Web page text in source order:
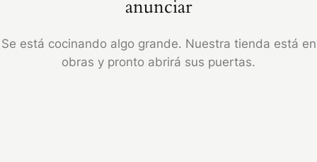
anunciar
Se está cocinando algo grande. Nuestra tienda está en
obras y pronto abrirá sus puertas.